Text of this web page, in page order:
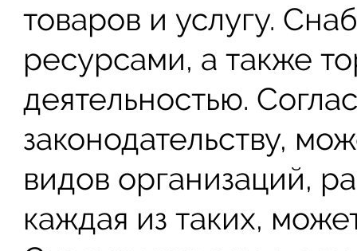
товаров и услугу.
ресурсами, а также
деятельностью.
законодательству,
видов организаций,
каждая из таких,